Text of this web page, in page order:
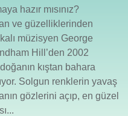
hazır mısınız?
ve güzelliklerinden
müzisyen George
Hill’den 2002
kıştan bahara
Solgun renklerin yavaş
gözlerini açıp, en güzel